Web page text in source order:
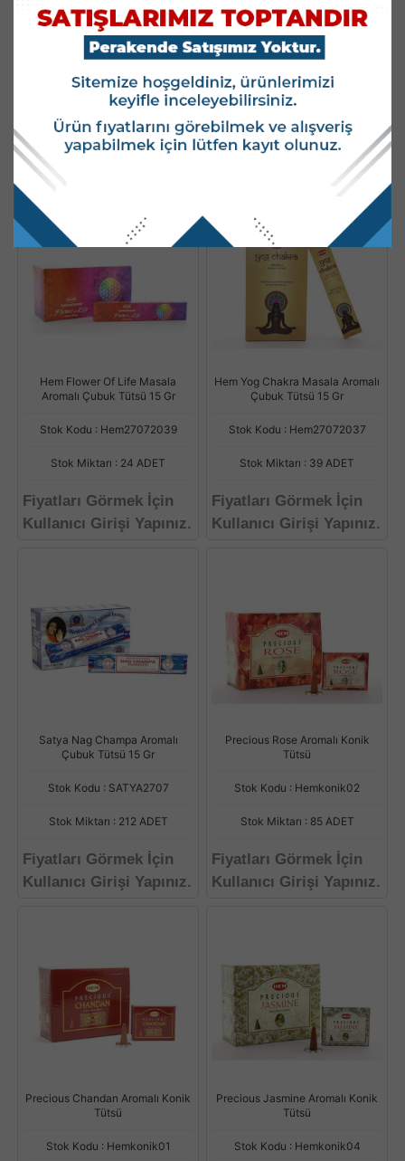
Hem Champa Masala Aromalı
Çubuk Tütsü 15 Gr
Stok Miktarı : 5 ADET
Fiyatları Görmek İçin
Kullanıcı Girişi Yapınız.
Hem Sacred Elements Mugwoth
White Sage Masala Aromalı
Çubuk Tütsü 15 Gr
Stok Miktarı : 109 ADET
Fiyatları Görmek İçin
Kullanıcı Girişi Yapınız.
Hem Flower Of Life Masala
Aromalı Çubuk Tütsü 15 Gr
Stok Kodu : Hem27072039
Stok Miktarı : 24 ADET
Fiyatları Görmek İçin
Kullanıcı Girişi Yapınız.
Hem Yog Chakra Masala Aromalı
Çubuk Tütsü 15 Gr
Stok Kodu : Hem27072037
Stok Miktarı : 39 ADET
Fiyatları Görmek İçin
Kullanıcı Girişi Yapınız.
Satya Nag Champa Aromalı
Çubuk Tütsü 15 Gr
Stok Kodu : SATYA2707
Stok Miktarı : 212 ADET
Fiyatları Görmek İçin
Kullanıcı Girişi Yapınız.
Precious Rose Aromalı Konik
Tütsü
Stok Kodu : Hemkonik02
Stok Miktarı : 85 ADET
Fiyatları Görmek İçin
Kullanıcı Girişi Yapınız.
Precious Chandan Aromalı Konik
Tütsü
Stok Kodu : Hemkonik01
Precious Jasmine Aromalı Konik
Tütsü
Stok Kodu : Hemkonik04